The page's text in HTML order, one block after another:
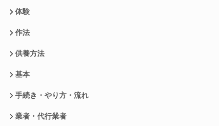
体験
作法
供養方法
基本
手続き・やり方・流れ
業者・代行業者